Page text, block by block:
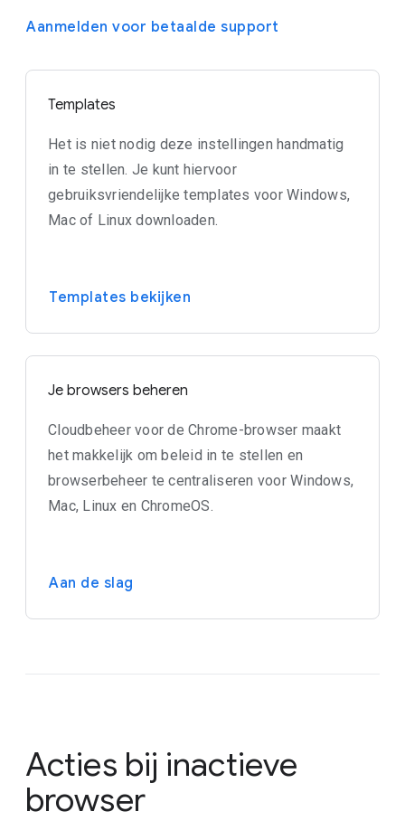
Aanmelden voor betaalde support
Templates
Het is niet nodig deze instellingen handmatig
in te stellen. Je kunt hiervoor
gebruiksvriendelijke templates voor Windows,
Mac of Linux downloaden.
Templates bekijken
Je browsers beheren
Cloudbeheer voor de Chrome-browser maakt
het makkelijk om beleid in te stellen en
browserbeheer te centraliseren voor Windows,
Mac, Linux en ChromeOS.
Aan de slag
Acties bij inactieve
browser